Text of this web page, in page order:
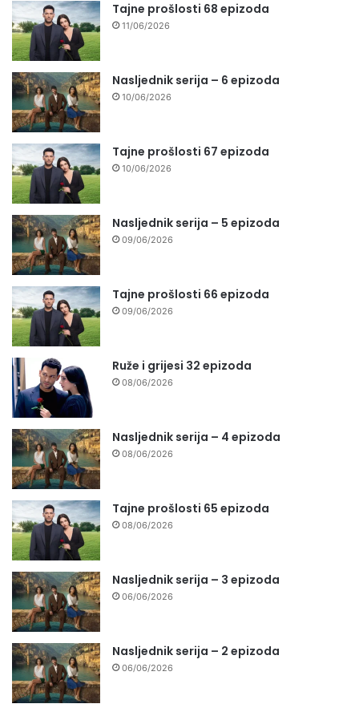
Tajne prošlosti 68 epizoda
11/06/2026
Nasljednik serija – 6 epizoda
10/06/2026
Tajne prošlosti 67 epizoda
10/06/2026
Nasljednik serija – 5 epizoda
09/06/2026
Tajne prošlosti 66 epizoda
09/06/2026
Ruže i grijesi 32 epizoda
08/06/2026
Nasljednik serija – 4 epizoda
08/06/2026
Tajne prošlosti 65 epizoda
08/06/2026
Nasljednik serija – 3 epizoda
06/06/2026
Nasljednik serija – 2 epizoda
06/06/2026